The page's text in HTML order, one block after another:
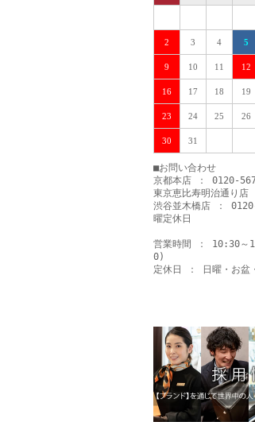
2 3 4 5
9 10 11 12
16 17 18 19
23 24 25 26
30 31
■お問い合わせ
京都本店 ： 0120-
東京恵比寿明治通り
渋谷並木橋店 ：
曜定休日
営業時間 ： 10:30～
0)
定休日 ： 日曜・お盆